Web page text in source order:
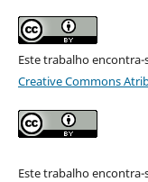
Este trabalho
Creative Commons
Este trabalho